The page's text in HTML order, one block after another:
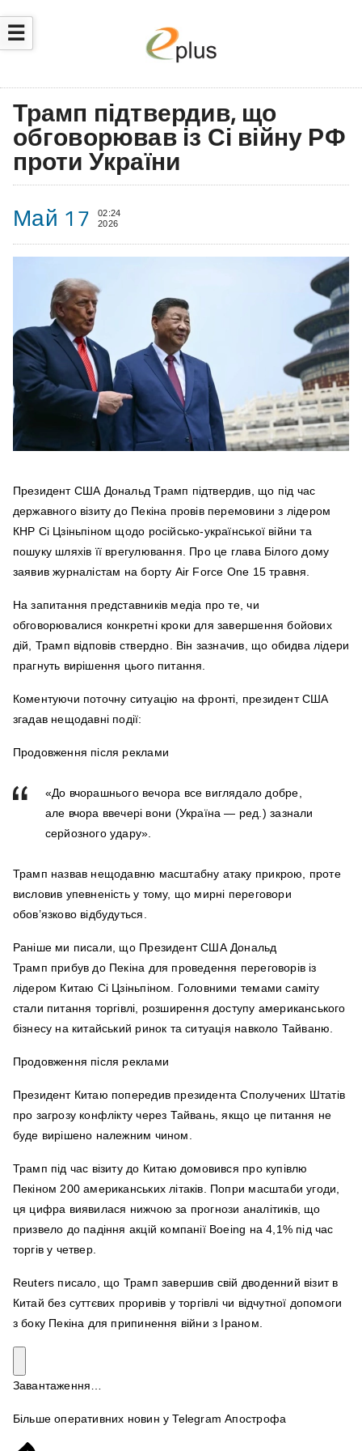
☰
Трамп підтвердив, що
обговорював із Сі війну РФ
проти України
Май 17
02:24
2026
Президент США Дональд Трамп підтвердив, що під час
державного візиту до Пекіна провів перемовини з лідером
КНР Сі Цзіньпіном щодо російсько-української війни та
пошуку шляхів її врегулювання. Про це глава Білого дому
заявив журналістам на борту Air Force One 15 травня.
На запитання представників медіа про те, чи
обговорювалися конкретні кроки для завершення бойових
дій, Трамп відповів ствердно. Він зазначив, що обидва лідери
прагнуть вирішення цього питання.
Коментуючи поточну ситуацію на фронті, президент США
згадав нещодавні події:
Продовження після реклами
«До вчорашнього вечора все виглядало добре,
але вчора ввечері вони (Україна — ред.) зазнали
серйозного удару».
Трамп назвав нещодавню масштабну атаку прикрою, проте
висловив упевненість у тому, що мирні переговори
обов’язково відбудуться.
Раніше ми писали, що Президент США Дональд
Трамп прибув до Пекіна для проведення переговорів із
лідером Китаю Сі Цзіньпіном. Головними темами саміту
стали питання торгівлі, розширення доступу американського
бізнесу на китайський ринок та ситуація навколо Тайваню.
Продовження після реклами
Президент Китаю попередив президента Сполучених Штатів
про загрозу конфлікту через Тайвань, якщо це питання не
буде вирішено належним чином.
Трамп під час візиту до Китаю домовився про купівлю
Пекіном 200 американських літаків. Попри масштаби угоди,
ця цифра виявилася нижчою за прогнози аналітиків, що
призвело до падіння акцій компанії Boeing на 4,1% під час
торгів у четвер.
Reuters писало, що Трамп завершив свій дводенний візит в
Китай без суттєвих проривів у торгівлі чи відчутної допомоги
з боку Пекіна для припинення війни з Іраном.
Завантаження…
Більше оперативних новин у Telegram Апострофа